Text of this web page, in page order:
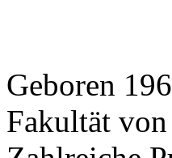
Geboren
Fakultät